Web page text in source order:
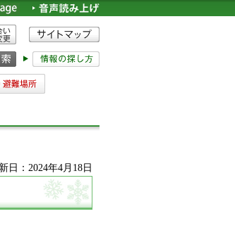
更
場所
日：2024年4月18日